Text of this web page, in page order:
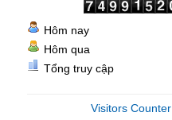
Hôm nay
Hôm qua
Tổng truy cập
Visitors Counter